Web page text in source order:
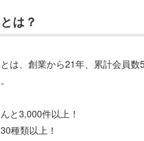
は？
とは、創業から21年、累計会員
と3,000件以上！
種類以上！